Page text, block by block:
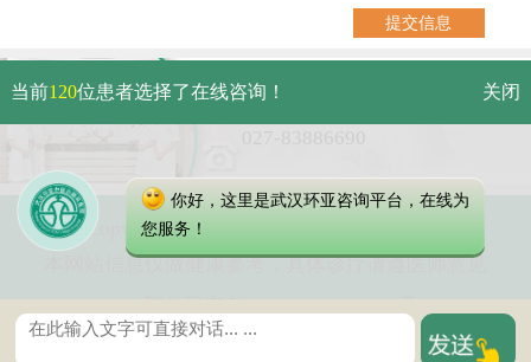
武汉市硚口区解放大道479号
免费电话：
Copyright 2025 武汉环亚中医白癜风医院
本网站信息仅做健康参考，具体诊疗请遵医师意见
鄂ICP备16003424号-6
当前120位患者选择了在线咨询！ 关闭
你好，这里是武汉环亚咨询平台，在线为
您服务！